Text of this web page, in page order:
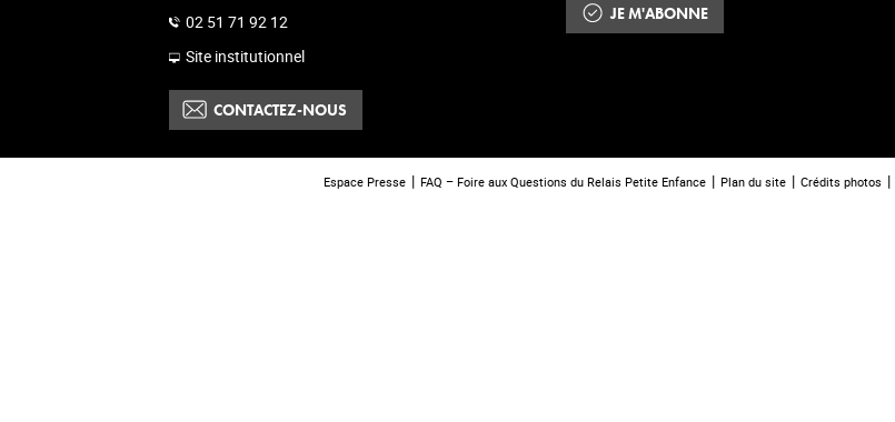
02 51 71 92 12
Site institutionnel
CONTACTEZ-NOUS
JE M'ABONNE
Espace Presse FAQ – Foire aux Questions du Relais Petite Enfance Plan du site Crédits photos